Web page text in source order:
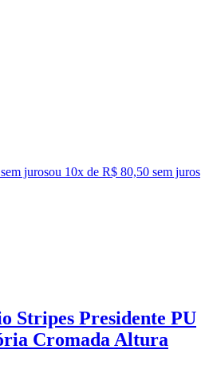
jurosou 10x de R$ 80,50 sem juros
Stripes Presidente PU
Cromada Altura